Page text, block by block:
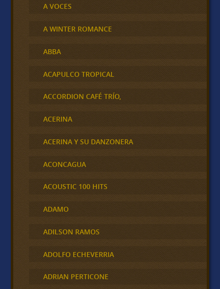
A VOCES
A WINTER ROMANCE
ABBA
ACAPULCO TROPICAL
ACCORDION CAFÉ TRÍO,
ACERINA
ACERINA Y SU DANZONERA
ACONCAGUA
ACOUSTIC 100 HITS
ADAMO
ADILSON RAMOS
ADOLFO ECHEVERRIA
ADRIAN PERTICONE